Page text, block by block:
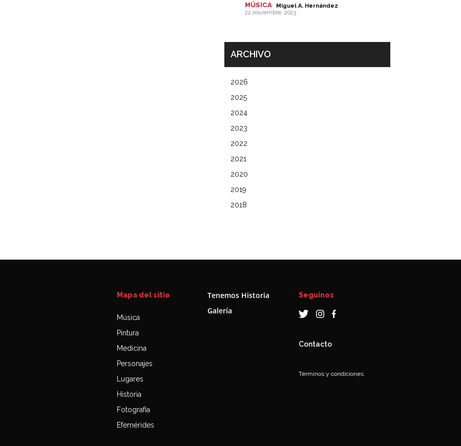
MÚSICA Miguel A. Hernández -
22 noviembre, 2023
ARCHIVO
2026
2025
2024
2023
2022
2021
2020
2019
2018
Mapa del sitio
Música
Pintura
Medicina
Personajes
Lugares
Historia
Fotografía
Efemérides
Tenemos Historia
Galería
Seguinos
Contacto
Términos y condiciones